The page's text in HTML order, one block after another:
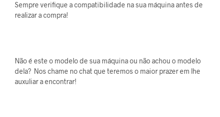
Sempre verifique a compatibilidade na sua máquina antes de
realizar a compra!
Não é este o modelo de sua máquina ou não achou o modelo
dela? Nos chame no chat que teremos o maior prazer em lhe
auxuliar a encontrar!